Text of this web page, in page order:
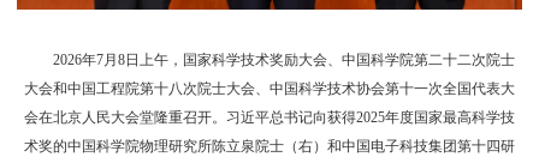
2026年7月8日上午，国家科学技术奖励大会、中国科学院第二十二次院士
大会和中国工程院第十八次院士大会、中国科学技术协会第十一次全国代表大
会在北京人民大会堂隆重召开。习近平总书记向获得2025年度国家最高科学技
术奖的中国科学院物理研究所陈立泉院士（右）和中国电子科技集团第十四研